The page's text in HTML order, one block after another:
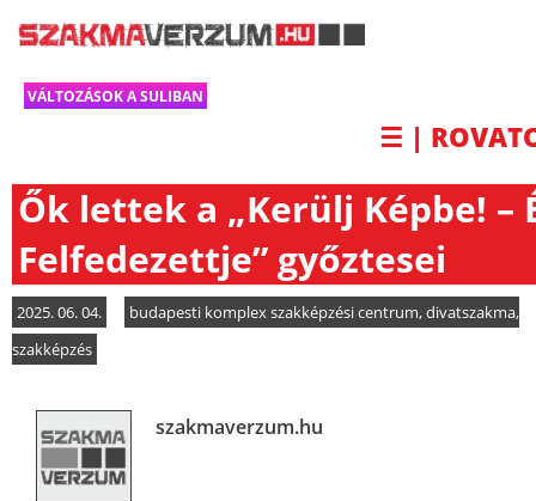
VÁLTOZÁSOK A SULIBAN
☰ |
Ők lettek a „Kerülj Képbe! –
Felfedezettje” győztesei
2025. 06. 04. budapesti komplex szakképzési centrum,divatszakma,
szakképzés
szakmaverzum.hu